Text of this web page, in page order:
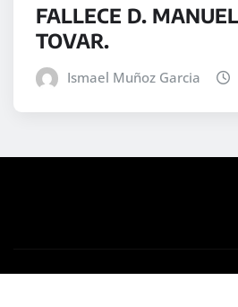
FALLECE D.
TOVAR.
Ismael Muñoz Garcia